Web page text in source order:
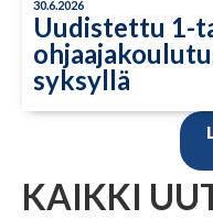
30.6.2026
Uudistettu 1-
syksyllä
KAIKKI